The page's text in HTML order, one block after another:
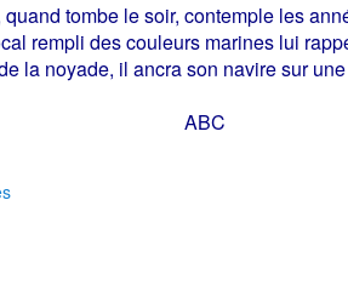
quand tombe le soir, contemple les
rempli des couleurs marines lui
la noyade, il ancra son navire sur
ABC